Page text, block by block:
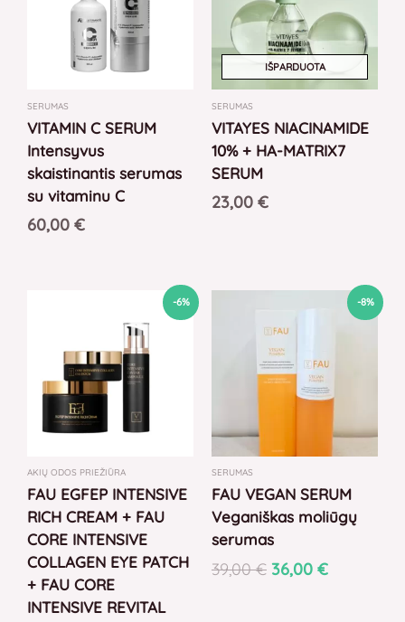
SERUMAS
VITAMIN C SERUM
Intensyvus
skaistinantis serumas
su vitaminu C
60,00 €
IŠPARDUOTA
SERUMAS
VITAYES NIACINAMIDE
10% + HA-MATRIX7
SERUM
23,00 €
-6%
AKIŲ ODOS PRIEŽIŪRA
FAU EGFEP INTENSIVE
RICH CREAM + FAU
CORE INTENSIVE
COLLAGEN EYE PATCH
+ FAU CORE
INTENSIVE REVITAL
price
was:
180,00 €.
Current
price
-8%
SERUMAS
FAU VEGAN SERUM
Veganiškas moliūgų
serumas
39,00€
was:
39,00 €.
36,00 €
Current
price
36,00 €.